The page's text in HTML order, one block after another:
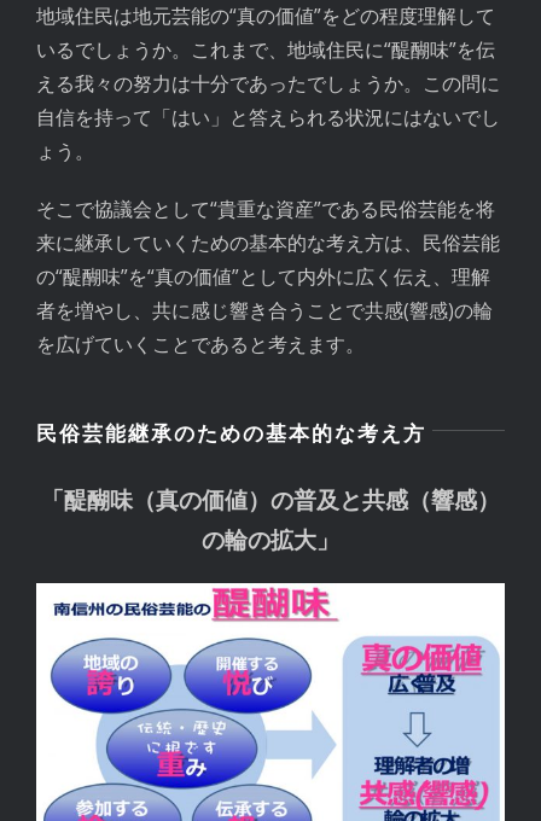
地域住民は地元芸能の“真の価値”をどの程度理解して
いるでしょうか。これまで、地域住民に“醍醐味”を伝
える我々の努力は十分であったでしょうか。この問に
自信を持って「はい」と答えられる状況にはないでし
ょう。
そこで協議会として“貴重な資産”である民俗芸能を将
来に継承していくための基本的な考え方は、民俗芸能
の“醍醐味”を“真の価値”として内外に広く伝え、理解
者を増やし、共に感じ響き合うことで共感(響感)の輪
を広げていくことであると考えます。
民俗芸能継承のための基本的な考え方
「醍醐味（真の価値）の普及と共感（響感）
の輪の拡大」